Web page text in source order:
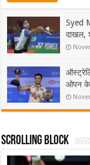
Syed
दाखल,
ओपन
Scrolling Block